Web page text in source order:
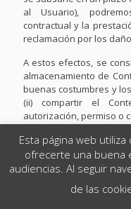
al Usuario),
contractual y la
reclamación por los
A estos efectos, se
almacenamiento de
buenas costumbres y
(ii) compartir el
autorización, permiso o
13. OTRAS CUESTIONES
13.1 Quejas,
El Usuario podrá
como identificar y
Esta página web
ofrecerte una buena
audiencias. Al seguir
de las